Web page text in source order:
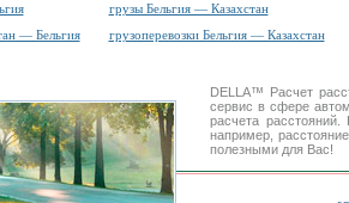
грузы Бельгия — Казахстан
— Бельгия
грузоперевозки Бельгия — Казахстан
DELLA™ Расчет
сервис в сфере
расчета
например,
полезными для Вас!